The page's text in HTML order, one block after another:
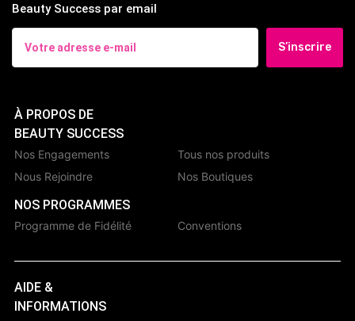
Beauty Success par email
S’inscrire
À PROPOS DE
BEAUTY SUCCESS
Nos Engagements
Nous Rejoindre
Tous nos produits
Nos Boutiques
NOS PROGRAMMES
Programme de Fidélité Conventions
AIDE &
INFORMATIONS